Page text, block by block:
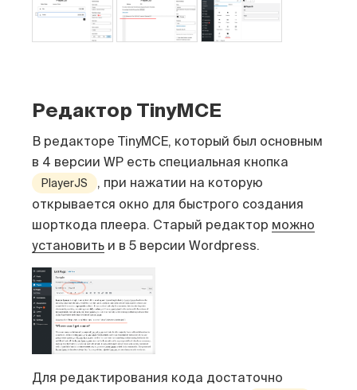
Редактор TinyMCE
В редакторе TinyMCE, который был основным
в 4 версии WP есть специальная кнопка
PlayerJS
, при нажатии на которую
открывается окно для быстрого создания
шорткода плеера. Старый редактор можно
установить и в 5 версии Wordpress.
Для редактирования кода достаточно